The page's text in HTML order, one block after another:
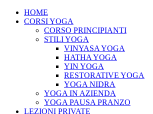
HOME
CORSI YOGA
CORSO PRINCIPIANTI
STILI YOGA
VINYASA YOGA
HATHA YOGA
YIN YOGA
RESTORATIVE YOGA
YOGA NIDRA
YOGA IN AZIENDA
YOGA PAUSA PRANZO
LEZIONI PRIVATE